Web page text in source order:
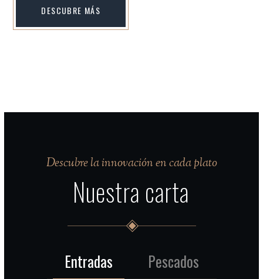
DESCUBRE MÁS
Descubre la innovación en cada plato
Nuestra carta
Entradas
Pescados